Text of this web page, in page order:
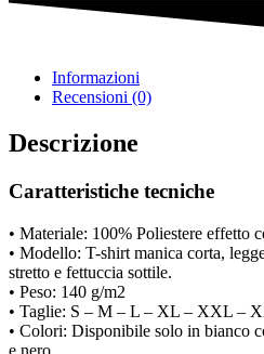
Informazioni
Recensioni (0)
Descrizione
Caratteristiche tecniche
• Materiale: 100% Poliestere effetto
• Modello: T-shirt manica corta,
stretto e fettuccia sottile.
• Peso: 140 g/m2
• Taglie: S – M – L – XL – XXL –
• Colori: Disponibile solo in bianco
e nero